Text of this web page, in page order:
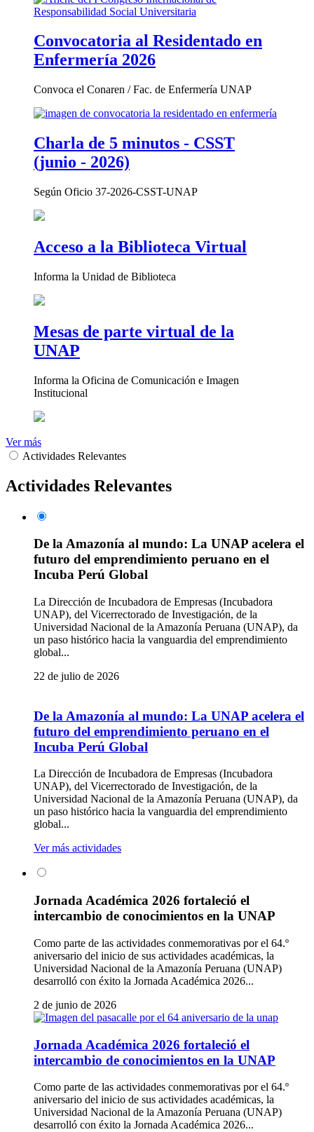
Convocatoria al Residentado en
Enfermería 2026
Convoca el Conaren / Fac. de Enfermería UNAP
Charla de 5 minutos - CSST
(junio - 2026)
Según Oficio 37-2026-CSST-UNAP
Acceso a la Biblioteca Virtual
Informa la Unidad de Biblioteca
Mesas de parte virtual de la
UNAP
Informa la Oficina de Comunicación e Imagen
Institucional
Ver más
Actividades Relevantes
Actividades Relevantes
De la Amazonía al mundo: La UNAP acelera el
futuro del emprendimiento peruano en el
Incuba Perú Global
La Dirección de Incubadora de Empresas (Incubadora
UNAP), del Vicerrectorado de Investigación, de la
Universidad Nacional de la Amazonía Peruana (UNAP), da
un paso histórico hacia la vanguardia del emprendimiento
global...
22 de julio de 2026
De la Amazonía al mundo: La UNAP acelera el
futuro del emprendimiento peruano en el
Incuba Perú Global
La Dirección de Incubadora de Empresas (Incubadora
UNAP), del Vicerrectorado de Investigación, de la
Universidad Nacional de la Amazonía Peruana (UNAP), da
un paso histórico hacia la vanguardia del emprendimiento
global...
Ver más actividades
Jornada Académica 2026 fortaleció el
intercambio de conocimientos en la UNAP
Como parte de las actividades conmemorativas por el 64.º
aniversario del inicio de sus actividades académicas, la
Universidad Nacional de la Amazonía Peruana (UNAP)
desarrolló con éxito la Jornada Académica 2026...
2 de junio de 2026
Jornada Académica 2026 fortaleció el
intercambio de conocimientos en la UNAP
Como parte de las actividades conmemorativas por el 64.º
aniversario del inicio de sus actividades académicas, la
Universidad Nacional de la Amazonía Peruana (UNAP)
desarrolló con éxito la Jornada Académica 2026...